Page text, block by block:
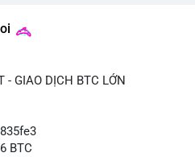
- GIAO DỊCH BTC LỚN
BTC